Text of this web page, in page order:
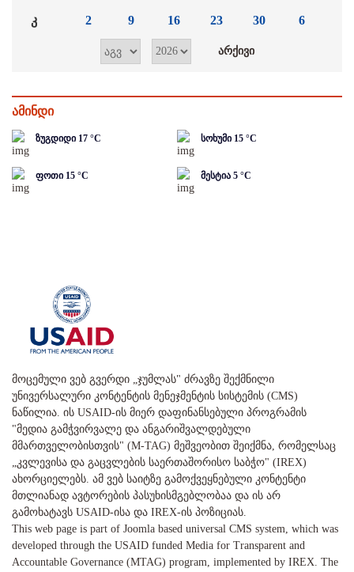
კ 2 9 16 23 30 6
ამინდი
ზუგდიდი 17 °C სოხუმი 15 °C
ფოთი 15 °C მესტია 5 °C
მოცემული ვებ გვერდი „ჯუმლას" ძრავზე შექმნილი
უნივერსალური კონტენტის მენეჯმენტის სისტემის (CMS)
ნაწილია. ის USAID-ის მიერ დაფინანსებული პროგრამის
"მედია გამჭვირვალე და ანგარიშვალდებული
მმართველობისთვის" (M-TAG) მეშვეობით შეიქმნა, რომელსაც
„კვლევისა და გაცვლების საერთაშორისო საბჭო" (IREX)
ახორციელებს. ამ ვებ საიტზე გამოქვეყნებული კონტენტი
მთლიანად ავტორების პასუხისმგებლობაა და ის არ
გამოხატავს USAID-ისა და IREX-ის პოზიციას.
This web page is part of Joomla based universal CMS system, which was
developed through the USAID funded Media for Transparent and
Accountable Governance (MTAG) program, implemented by IREX. The